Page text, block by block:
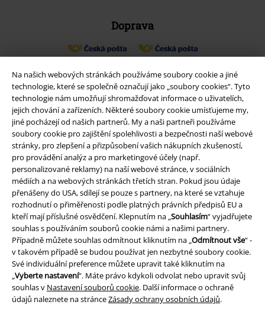
Na našich webových stránkách používáme soubory cookie a jiné
technologie, které se společně označují jako „soubory cookies“. Tyto
technologie nám umožňují shromažďovat informace o uživatelích,
jejich chování a zařízeních. Některé soubory cookie umísťujeme my,
jiné pocházejí od našich partnerů. My a naši partneři používáme
soubory cookie pro zajištění spolehlivosti a bezpečnosti naší webové
stránky, pro zlepšení a přizpůsobení vašich nákupních zkušeností,
pro provádění analýz a pro marketingové účely (např.
personalizované reklamy) na naší webové stránce, v sociálních
médiích a na webových stránkách třetích stran. Pokud jsou údaje
přenášeny do USA, sdílejí se pouze s partnery, na které se vztahuje
rozhodnutí o přiměřenosti podle platných právních předpisů EU a
kteří mají příslušné osvědčení. Klepnutím na „Souhlasím“ vyjadřujete
souhlas s používáním souborů cookie námi a našimi partnery.
Případně můžete souhlas odmítnout kliknutím na „Odmítnout vše“ -
v takovém případě se budou používat jen nezbytné soubory cookie.
Své individuální preference můžete upravit také kliknutím na
„Vyberte nastavení“. Máte právo kdykoli odvolat nebo upravit svůj
souhlas v Nastavení souborů cookie. Další informace o ochraně
údajů naleznete na stránceZásady ochrany osobních údajů.
Doprava
EMP aplikaci
Stáhněte si novou EMP aplikaci zdarma a využijte všechny nové
funkce a výhody!
A Warner Music Group Company